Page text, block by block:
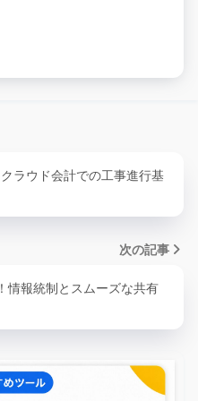
ラウド会計での工事進行基
次の記事
情報統制とスムーズな共有